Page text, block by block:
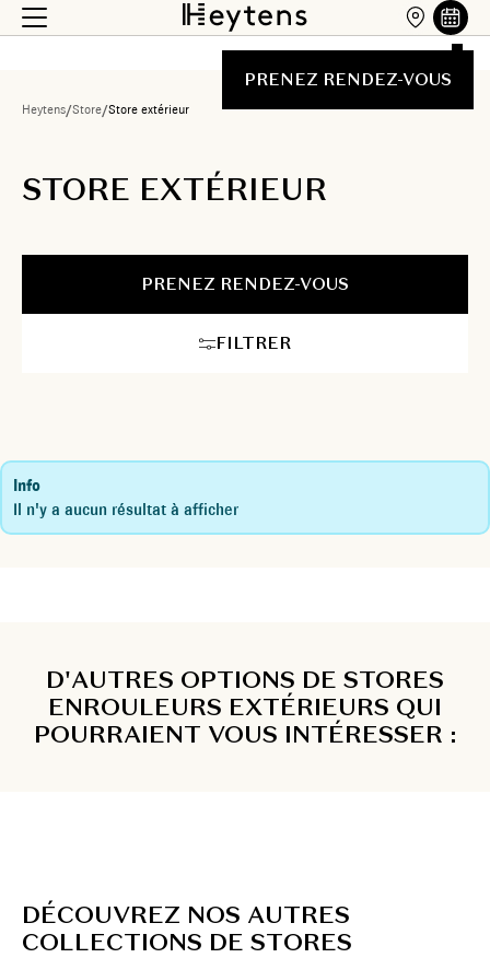
PRENEZ RENDEZ-VOUS
Heytens/Store/Store extérieur
STORE EXTÉRIEUR
PRENEZ RENDEZ-VOUS
FILTRER
Info
Il n'y a aucun résultat à afficher
D'AUTRES OPTIONS DE STORES
ENROULEURS EXTÉRIEURS QUI
POURRAIENT VOUS INTÉRESSER :
DÉCOUVREZ NOS AUTRES
COLLECTIONS DE STORES